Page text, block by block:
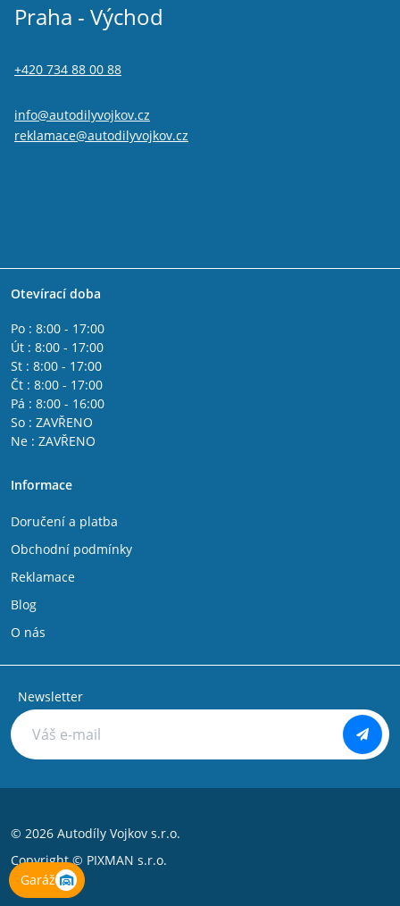
Garáž
Praha - Východ
+420 734 88 00 88
info@autodilyvojkov.cz
reklamace@autodilyvojkov.cz
Otevírací doba
Po : 8:00 - 17:00
Út : 8:00 - 17:00
St : 8:00 - 17:00
Čt : 8:00 - 17:00
Pá : 8:00 - 16:00
So : ZAVŘENO
Ne : ZAVŘENO
Informace
Doručení a platba
Obchodní podmínky
Reklamace
Blog
O nás
Newsletter
© 2026 Autodíly Vojkov s.r.o.
Copyright © PIXMAN s.r.o.